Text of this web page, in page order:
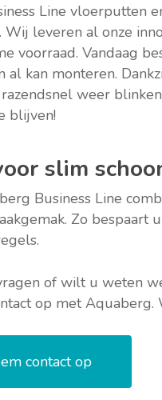
Line vloerputten
Wij leveren al onze
voorraad. Vandaag
al kan monteren.
weer
blijven!
slim
Business Line
Zo
of wilt u weten
op met
contact op